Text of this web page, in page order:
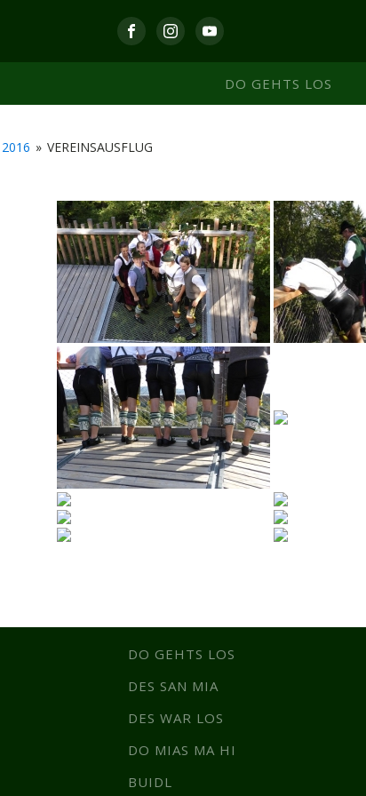
DO GEHTS LOS
2016 » VEREINSAUSFLUG
DO GEHTS LOS
DES SAN MIA
DES WAR LOS
DO MIAS MA HI
BUIDL